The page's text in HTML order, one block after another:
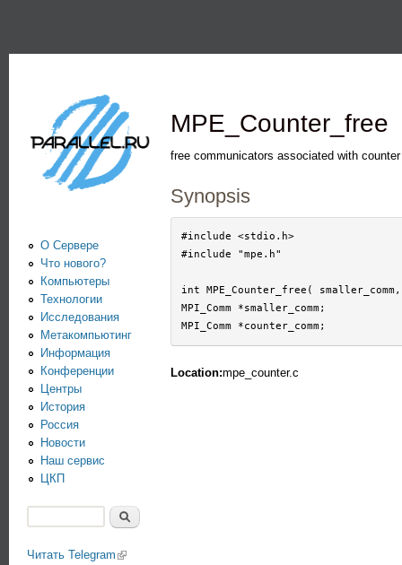
Информационно-
аналитический
центр по
параллельным
вычислениям
MPE_Counter_free
free communicators associated with counter
Synopsis
#include <stdio.h>
#include "mpe.h"
int MPE_Counter_free(
MPI_Comm *smaller_comm;
Location:mpe_counter.c
О Сервере
Что нового?
Компьютеры
Технологии
Исследования
Метакомпьютинг
Информация
Конференции
Центры
История
Россия
Новости
Наш сервис
ЦКП
Читать Telegram (link is external)